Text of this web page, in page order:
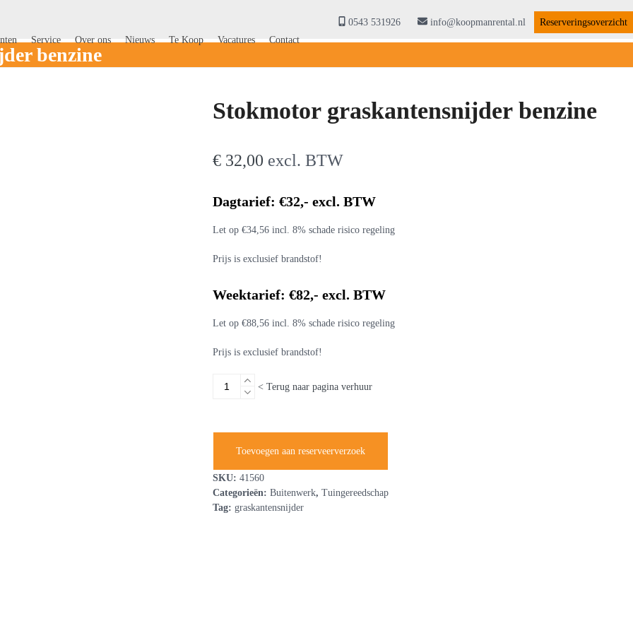
0543 531926 info@koopmanrental.nl
Reserveringsoverzicht
Service Over ons Nieuws Te Koop Vacatures Contact
benzine
Stokmotor graskantensnijder benzine
€32,00 excl. BTW
Dagtarief: €32,- excl. BTW
Let op €34,56 incl. 8% schade risico regeling
Prijs is exclusief brandstof!
Weektarief: €82,- excl. BTW
Let op €88,56 incl. 8% schade risico regeling
Prijs is exclusief brandstof!
Stokmotor
graskantensnijder
< Terug naar pagina verhuur
Toevoegen aan reserveerverzoek
SKU: 41560
Categorieën: Buitenwerk, Tuingereedschap
Tag: graskantensnijder